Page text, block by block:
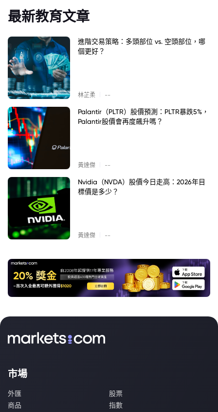
最新教育文章
進階交易策略：多頭部位 vs. 空頭部位，哪
個更好？
林芷柔 --
Palantir（PLTR）股價預測：PLTR暴跌5%，
Palantir股價會再度飆升嗎？
黃達傑 --
Nvidia（NVDA）股價今日走高：2026年目
標價是多少？
黃達傑 --
市場
外匯
股票
商品
指數